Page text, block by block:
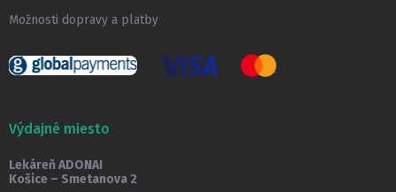
Možnosti dopravy a platby
Výdajné miesto
Lekáreň ADONAI
Košice – Smetanova 2